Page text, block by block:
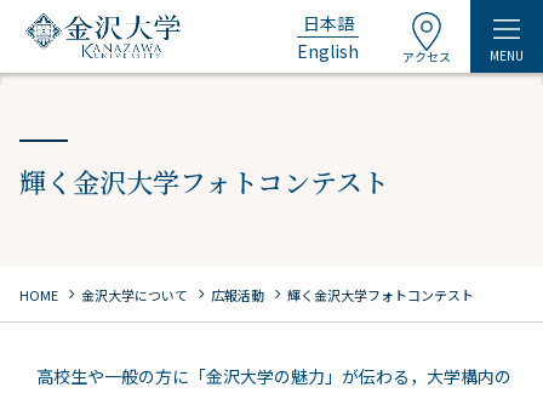
日本語
English
アクセス MENU
輝く金沢大学フォトコンテスト
HOME chevron_right 金沢大学について chevron_right 広報活動 chevron_right 輝く金沢大学フォトコンテスト
高校生や一般の方に「金沢大学の魅力」が伝わる，大学構内の